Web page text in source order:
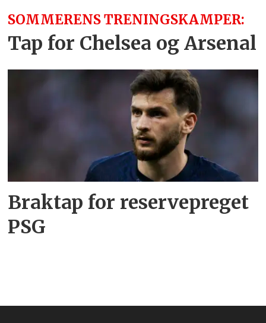
SOMMERENS TRENINGSKAMPER:
Tap for Chelsea og Arsenal
Braktap for reservepreget
PSG